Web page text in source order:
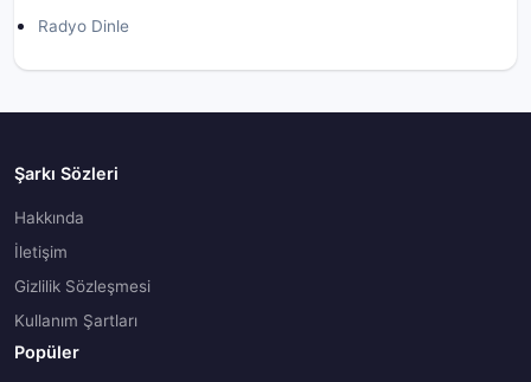
Radyo Dinle
Şarkı Sözleri
Hakkında
İletişim
Gizlilik Sözleşmesi
Kullanım Şartları
Popüler